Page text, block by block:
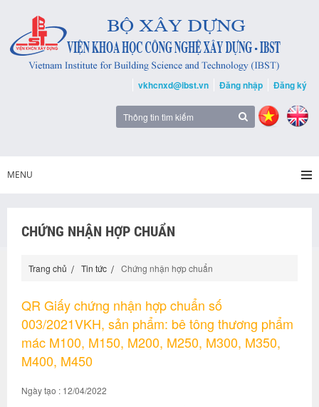
vkhcnxd@ibst.vn Đăng nhập Đăng ký
MENU
CHỨNG NHẬN HỢP CHUẨN
Trang chủ Tin tức Chứng nhận hợp chuẩn
QR Giấy chứng nhận hợp chuẩn số
003/2021VKH, sản phẩm: bê tông thương phẩm
mác M100, M150, M200, M250, M300, M350,
M400, M450
Ngày tạo : 12/04/2022